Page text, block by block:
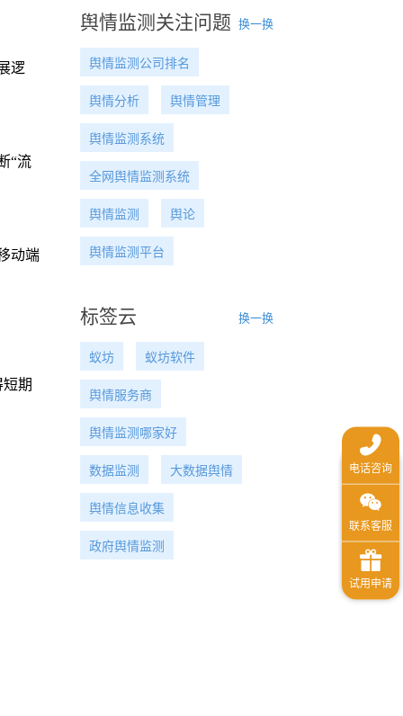
逻
“流
动端
期
舆情监测关注问题 换一换
舆情监测公司排名
舆情分析 舆情管理
舆情监测系统
全网舆情监测系统
舆情监测 舆论
舆情监测平台
标签云 换一换
蚁坊 蚁坊软件
舆情服务商
舆情监测哪家好
数据监测 大数据舆情
舆情信息收集
政府舆情监测